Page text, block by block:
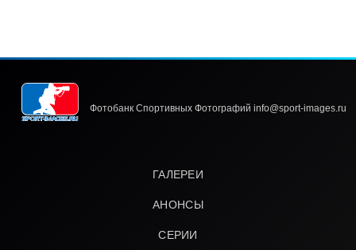
Фотобанк Спортивных Фотографий info@sport-images.ru
ГАЛЕРЕИ
АНОНСЫ
СЕРИИ